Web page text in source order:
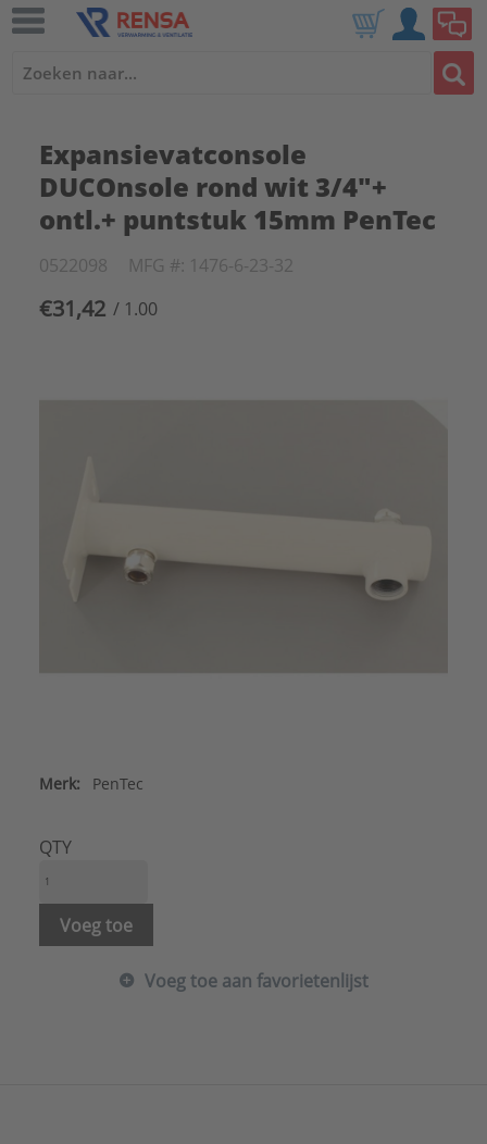
Expansievatconsole
DUCOnsole rond wit 3/4"+
ontl.+ puntstuk 15mm PenTec
0522098 MFG #: 1476-6-23-32
€31,42 / 1.00
Merk: PenTec
QTY
Voeg toe
Voeg toe aan favorietenlijst